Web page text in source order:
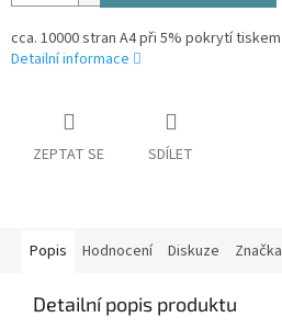
cca. 10000 stran A4 při 5% pokrytí tiskem
Detailní informace
ZEPTAT SE SDÍLET
Popis Hodnocení Diskuze Značka
Detailní popis produktu